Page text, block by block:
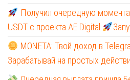
Получил очередную
USDT с проекта AE Digital
Запу
MONETA: Твой доход в
Зарабатывай на простых